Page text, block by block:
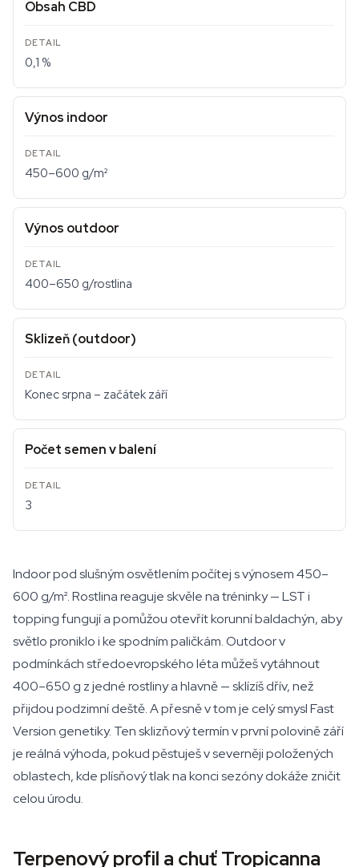
Obsah CBD
0,1 %
Výnos indoor
450–600 g/m²
Výnos outdoor
400–650 g/rostlina
Sklizeň (outdoor)
Konec srpna – začátek září
Počet semen v balení
3
Indoor pod slušným osvětlením počítej s výnosem 450–
600 g/m². Rostlina reaguje skvěle na tréninky — LST i
topping fungují a pomůžou otevřít korunní baldachýn, aby
světlo proniklo i ke spodním paličkám. Outdoor v
podmínkách středoevropského léta můžeš vytáhnout
400–650 g z jedné rostliny a hlavně — sklízíš dřív, než
přijdou podzimní deště. A přesně v tom je celý smysl Fast
Version genetiky. Ten sklizňový termín v první polovině září
je reálná výhoda, pokud pěstuješ v severněji položených
oblastech, kde plísňový tlak na konci sezóny dokáže zničit
celou úrodu.
Terpenový profil a chuť Tropicanna